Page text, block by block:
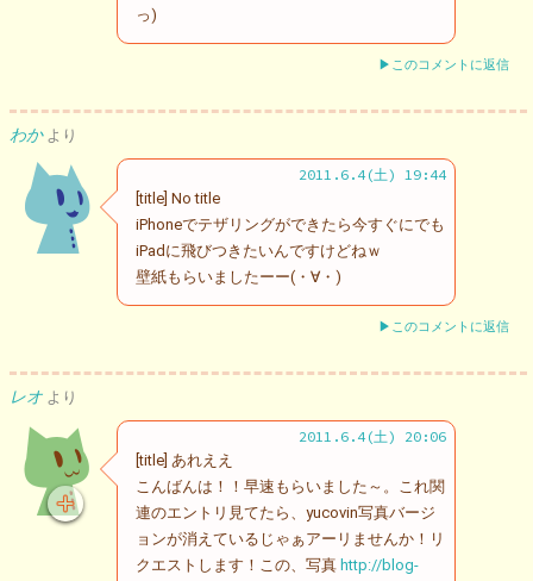
っ)
▶このコメントに返信
わか より
2011.6.4(土) 19:44
[title] No title
iPhoneでテザリングができたら今すぐにでも
iPadに飛びつきたいんですけどねｗ
壁紙もらいましたーー(・∀・)
▶このコメントに返信
レオ より
2011.6.4(土) 20:06
[title] あれええ
こんばんは！！早速もらいました～。これ関
連のエントリ見てたら、yucovin写真バージ
ョンが消えているじゃぁアーリませんか！リ
クエストします！この、写真 http://blog-